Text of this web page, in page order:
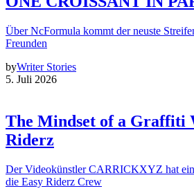
Über NcFormula kommt der neuste
Freunden
byWriter Stories
5. Juli 2026
The Mindset of a Graffiti
Riderz
Der Videokünstler CARRICKXYZ hat
die Easy Riderz Crew